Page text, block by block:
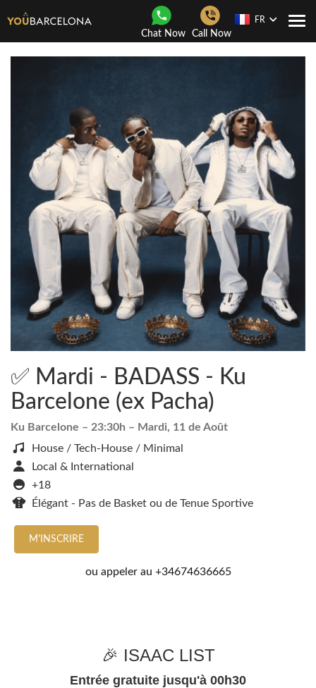
Chat Now Call Now
FR
✅ Mardi - BADASS - Ku
Barcelone (ex Pacha)
Ku Barcelone – 23:30h – Mardi, 11 de Août
House / Tech-House / Minimal
Local & International
+18
Élégant - Pas de Basket ou de Tenue Sportive
M'INSCRIRE
ou appeler au +34674636665
🎉 ISAAC LIST
Entrée gratuite jusqu'à 00h30